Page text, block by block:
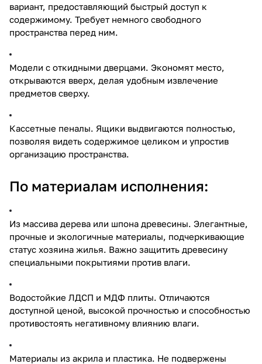
вариант, предоставляющий быстрый доступ к
содержимому. Требует немного свободного
пространства перед ним.
Модели с откидными дверцами. Экономят место,
открываются вверх, делая удобным извлечение
предметов сверху.
Кассетные пеналы. Ящики выдвигаются полностью,
позволяя видеть содержимое целиком и упростив
организацию пространства.
По материалам исполнения:
Из массива дерева или шпона древесины. Элегантные,
прочные и экологичные материалы, подчеркивающие
статус хозяина жилья. Важно защитить древесину
специальными покрытиями против влаги.
Водостойкие ЛДСП и МДФ плиты. Отличаются
доступной ценой, высокой прочностью и способностью
противостоять негативному влиянию влаги.
Материалы из акрила и пластика. Не подвержены